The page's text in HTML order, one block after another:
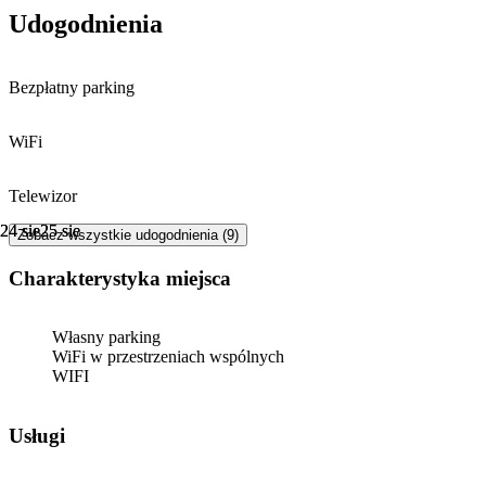
24 sie25 sie
24 sie25 sie
Udogodnienia
Bezpłatny parking
WiFi
Telewizor
Zobacz wszystkie udogodnienia (9)
Charakterystyka miejsca
Własny parking
WiFi w przestrzeniach wspólnych
WIFI
Usługi